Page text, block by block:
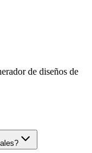
de diseños de